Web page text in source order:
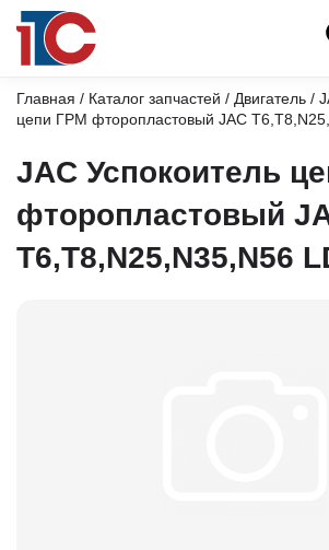
Главная / Каталог запчастей / Двигатель /
цепи ГРМ фторопластовый JAC
JAC Успокоитель
фторопластовый
T6,T8,N25,N35,N56